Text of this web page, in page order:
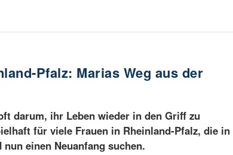
Pfalz: Marias Weg aus der
darum, ihr Leben wieder in den Griff zu
für viele Frauen in Rheinland-Pfalz, die in
einen Neuanfang suchen.